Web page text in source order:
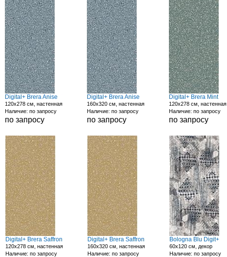
Digital+ Brera Anise
120x278 см, настенная
Наличие: по запросу
по запросу
Digital+ Brera Anise
160x320 см, настенная
Наличие: по запросу
по запросу
Digital+ Brera Mint
120x278 см, настенная
Наличие: по запросу
по запросу
Digital+ Brera Saffron
120x278 см, настенная
Наличие: по запросу
Digital+ Brera Saffron
160x320 см, настенная
Наличие: по запросу
Bologna Blu Digit+
60x120 см, декор
Наличие: по запросу